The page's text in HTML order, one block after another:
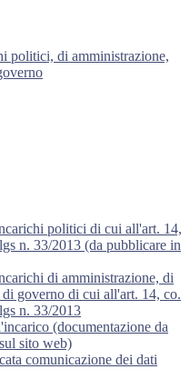
politici, di amministrazione,
politici di cui all'art. 14,
n. 33/2013 (da pubblicare in
di amministrazione, di
governo di cui all'art. 14, co.
n. 33/2013
(documentazione da
sito web)
comunicazione dei dati